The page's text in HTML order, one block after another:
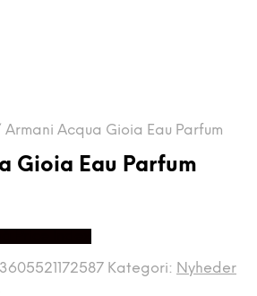
Armani Acqua Gioia Eau Parfum
Gioia Eau Parfum
3605521172587 Kategori: Nyheder